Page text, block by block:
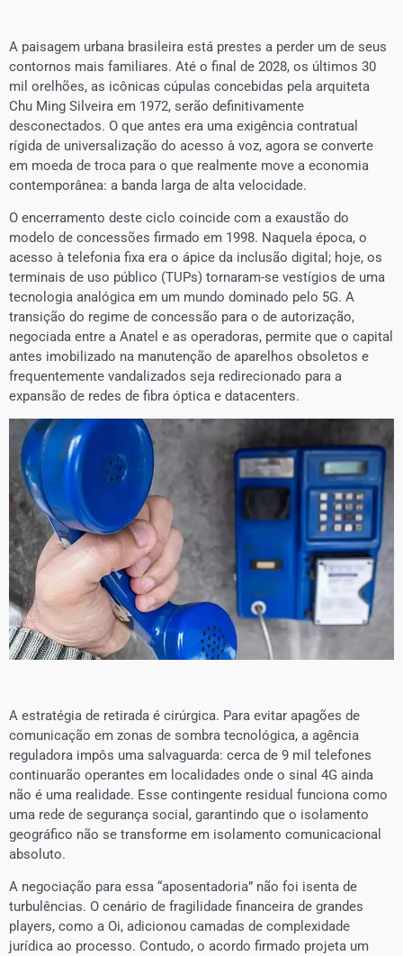
​A paisagem urbana brasileira está prestes a perder um de seus
contornos mais familiares. Até o final de 2028, os últimos 30
mil orelhões, as icônicas cúpulas concebidas pela arquiteta
Chu Ming Silveira em 1972, serão definitivamente
desconectados. O que antes era uma exigência contratual
rígida de universalização do acesso à voz, agora se converte
em moeda de troca para o que realmente move a economia
contemporânea: a banda larga de alta velocidade.
O encerramento deste ciclo coincide com a exaustão do
modelo de concessões firmado em 1998. Naquela época, o
acesso à telefonia fixa era o ápice da inclusão digital; hoje, os
terminais de uso público (TUPs) tornaram-se vestígios de uma
tecnologia analógica em um mundo dominado pelo 5G. A
transição do regime de concessão para o de autorização,
negociada entre a Anatel e as operadoras, permite que o capital
antes imobilizado na manutenção de aparelhos obsoletos e
frequentemente vandalizados seja redirecionado para a
expansão de redes de fibra óptica e datacenters.
A estratégia de retirada é cirúrgica. Para evitar apagões de
comunicação em zonas de sombra tecnológica, a agência
reguladora impôs uma salvaguarda: cerca de 9 mil telefones
continuarão operantes em localidades onde o sinal 4G ainda
não é uma realidade. Esse contingente residual funciona como
uma rede de segurança social, garantindo que o isolamento
geográfico não se transforme em isolamento comunicacional
absoluto.
A negociação para essa “aposentadoria” não foi isenta de
turbulências. O cenário de fragilidade financeira de grandes
players, como a Oi, adicionou camadas de complexidade
jurídica ao processo. Contudo, o acordo firmado projeta um